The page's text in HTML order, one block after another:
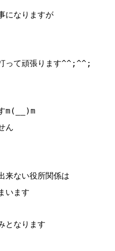
になりますが
って頑張ります^^;^^;
m(__)m
ん
来ない役所関係は
います
となります